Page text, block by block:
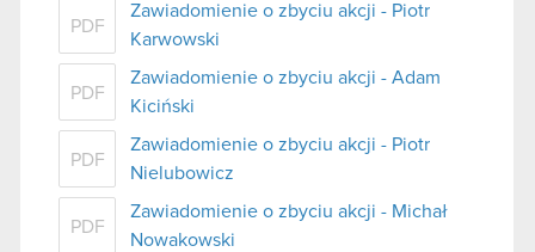
PDF
Zawiadomienie o zbyciu akcji - Piotr
Karwowski
PDF
Zawiadomienie o zbyciu akcji - Adam
Kiciński
PDF
Zawiadomienie o zbyciu akcji - Piotr
Nielubowicz
PDF
Zawiadomienie o zbyciu akcji - Michał
Nowakowski